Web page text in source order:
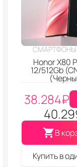
СМАРТФОНЫ
Honor X80
12/512Gb
38.284₽
В
Купить в